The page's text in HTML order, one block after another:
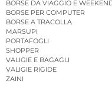
BORSE DA VIAGGIO E
BORSE PER COMPUTER
BORSE A TRACOLLA
MARSUPI
PORTAFOGLI
SHOPPER
VALIGIE E BAGAGLI
VALIGIE RIGIDE
ZAINI